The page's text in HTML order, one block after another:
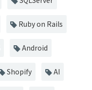
Ruby on Rails
Android
Shopify AI